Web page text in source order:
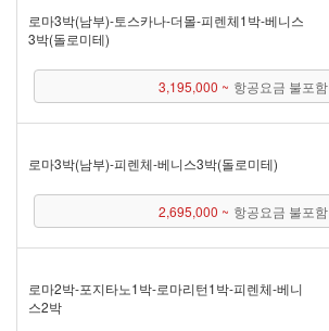
로마 3박(남부) - 토스카나 - 더몰 - 피렌체 1박 - 베니스
3박(돌로미테)
3,195,000 ~ 항공요금 불포함
로마 3박(남부) - 피렌체 - 베니스 3박(돌로미테)
2,695,000 ~ 항공요금 불포함
로마 2박 - 포지타노 1박 - 로마리턴 1박 - 피렌체 - 베니
스 2박